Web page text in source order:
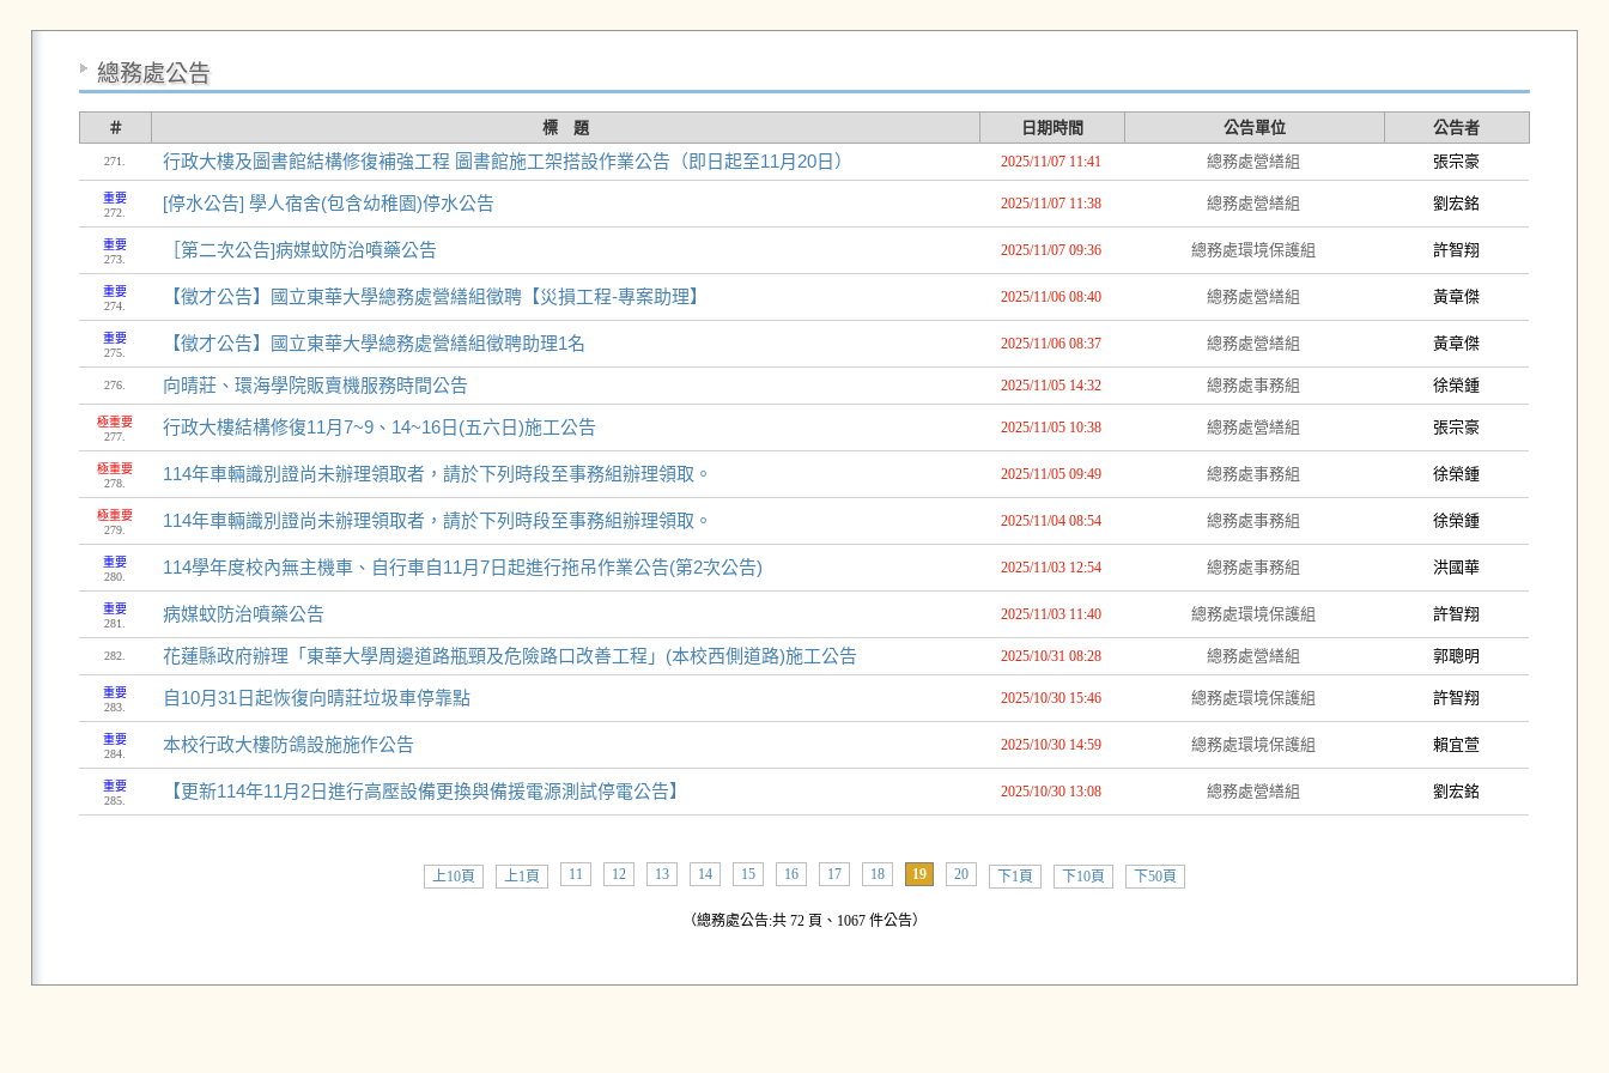
總務處公告
＃ 標 題 日期時間 公告單位 公告者
271. 行政大樓及圖書館結構修復補強工程 圖書館施工架搭設作業公告（即日起至11月20日） 2025/11/07 11:41 總務處營繕組 張宗豪
重要
272.
[停水公告] 學人宿舍(包含幼稚園)停水公告 2025/11/07 11:38 總務處營繕組 劉宏銘
重要
273.
［第二次公告]病媒蚊防治噴藥公告 2025/11/07 09:36 總務處環境保護組 許智翔
重要
274.
【徵才公告】國立東華大學總務處營繕組徵聘【災損工程-專案助理】 2025/11/06 08:40 總務處營繕組 黃章傑
重要
275.
【徵才公告】國立東華大學總務處營繕組徵聘助理1名 2025/11/06 08:37 總務處營繕組 黃章傑
276. 向晴莊、環海學院販賣機服務時間公告 2025/11/05 14:32 總務處事務組 徐榮鍾
極重要
277.
行政大樓結構修復11月7~9、14~16日(五六日)施工公告 2025/11/05 10:38 總務處營繕組 張宗豪
極重要
278.
114年車輛識別證尚未辦理領取者，請於下列時段至事務組辦理領取。 2025/11/05 09:49 總務處事務組 徐榮鍾
極重要
279.
114年車輛識別證尚未辦理領取者，請於下列時段至事務組辦理領取。 2025/11/04 08:54 總務處事務組 徐榮鍾
重要
280.
114學年度校內無主機車、自行車自11月7日起進行拖吊作業公告(第2次公告) 2025/11/03 12:54 總務處事務組 洪國華
重要
281.
病媒蚊防治噴藥公告 2025/11/03 11:40 總務處環境保護組 許智翔
282. 花蓮縣政府辦理「東華大學周邊道路瓶頸及危險路口改善工程」(本校西側道路)施工公告 2025/10/31 08:28 總務處營繕組 郭聰明
重要
283.
自10月31日起恢復向晴莊垃圾車停靠點 2025/10/30 15:46 總務處環境保護組 許智翔
重要
284.
本校行政大樓防鴿設施施作公告 2025/10/30 14:59 總務處環境保護組 賴宜萱
重要
285.
【更新114年11月2日進行高壓設備更換與備援電源測試停電公告】 2025/10/30 13:08 總務處營繕組 劉宏銘
上10頁 上1頁 11 12 13 14 15 16 17 18 19 20 下1頁 下10頁 下50頁
（總務處公告:共 72 頁、1067 件公告）